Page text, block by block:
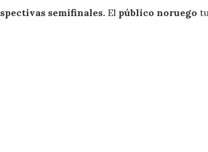
semifinales. El público noruego